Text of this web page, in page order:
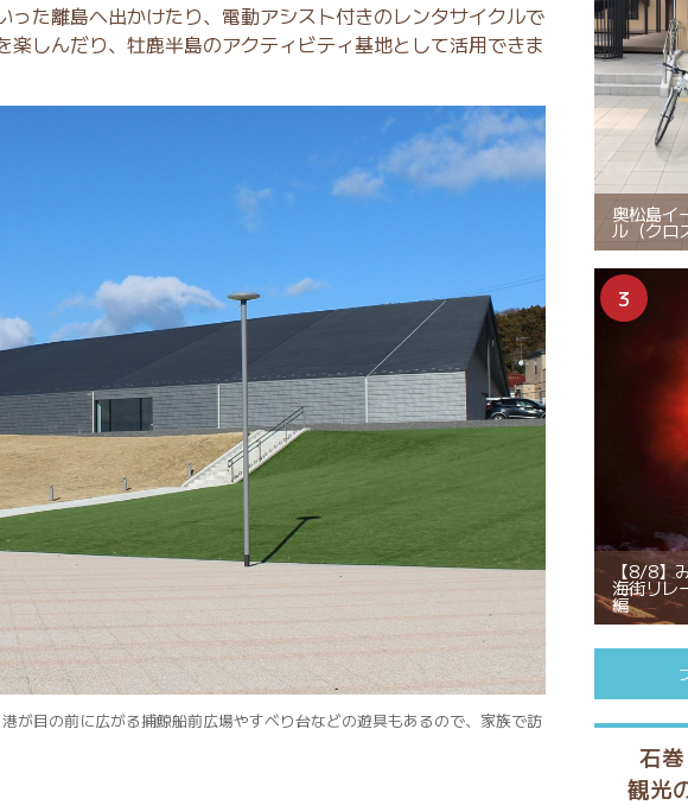
った離島へ出かけたり、電動アシスト付きのレンタサイクルで
しんだり、牡鹿半島のアクティビティ基地として活用できま
が目の前に広がる捕鯨船前広場やすべり台などの遊具もあるので、家族で訪
奥松島イ
ル（クロ
【8/8】
海街リレ
編
石
観光